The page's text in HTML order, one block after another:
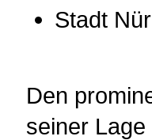
Stadt
Den
seiner